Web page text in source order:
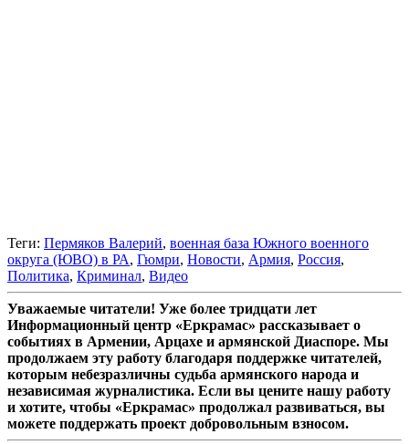
Теги: Пермяков Валерий, военная база Южного военного
округа (ЮВО) в РА, Гюмри, Новости, Армия, Россия,
Политика, Криминал, Видео
Уважаемые читатели! Уже более тридцати лет
Информационный центр «Еркрамас» рассказывает о
событиях в Армении, Арцахе и армянской Диаспоре. Мы
продолжаем эту работу благодаря поддержке читателей,
которым небезразличны судьба армянского народа и
независимая журналистика. Если вы цените нашу работу
и хотите, чтобы «Еркрамас» продолжал развиваться, вы
можете поддержать проект добровольным взносом.